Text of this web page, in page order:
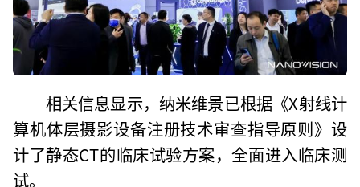
相关信息显示，纳米维景已根据《X射线计
算机体层摄影设备注册技术审查指导原则》设
计了静态CT的临床试验方案，全面进入临床测
试。